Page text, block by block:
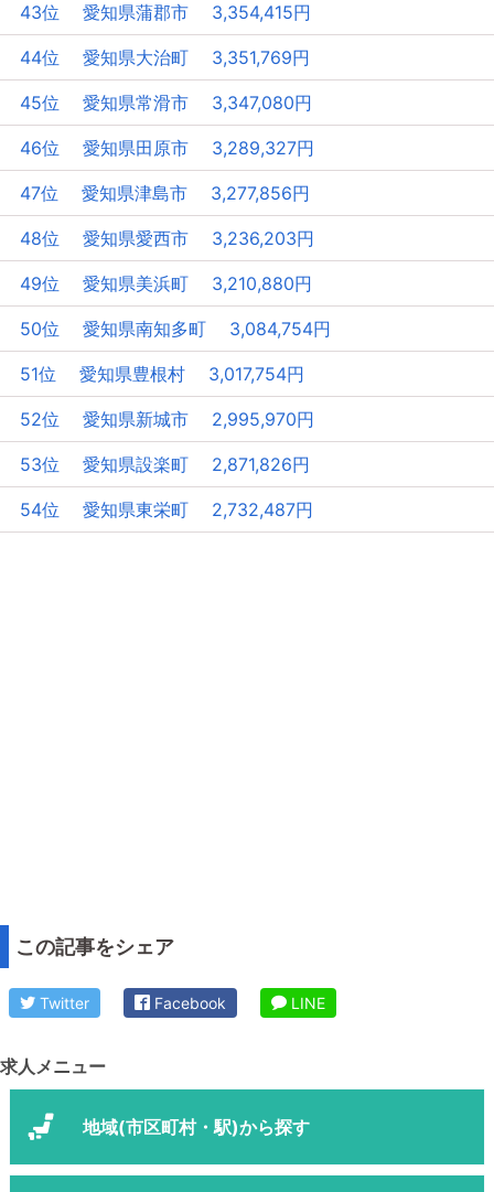
43位 愛知県蒲郡市 3,354,415円
44位 愛知県大治町 3,351,769円
45位 愛知県常滑市 3,347,080円
46位 愛知県田原市 3,289,327円
47位 愛知県津島市 3,277,856円
48位 愛知県愛西市 3,236,203円
49位 愛知県美浜町 3,210,880円
50位 愛知県南知多町 3,084,754円
51位 愛知県豊根村 3,017,754円
52位 愛知県新城市 2,995,970円
53位 愛知県設楽町 2,871,826円
54位 愛知県東栄町 2,732,487円
この記事をシェア
Twitter Facebook LINE
求人メニュー
地域(市区町村・駅)から探す